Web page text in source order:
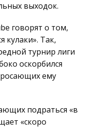
выходок.
говорят о том,
кулаки». Так,
турнир лиги
оскорбился
ему
подраться «в
«скоро